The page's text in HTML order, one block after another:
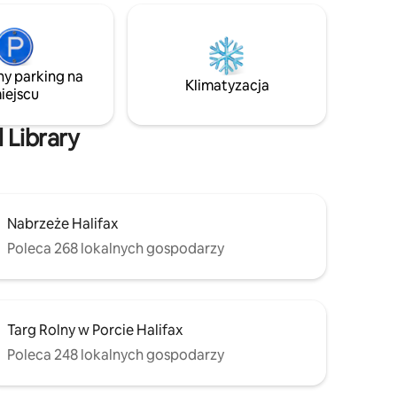
spacerem) – Lower Water Street (17 min
spacerem). Jest to historyczna, cicha i
bardzo bezpieczna okolica Halifax South.
Dostępne tylko przez kilka miesięcy
parking na
Klimatyzacja
Library
Nabrzeże Halifax
Poleca 268 lokalnych gospodarzy
Targ Rolny w Porcie Halifax
Poleca 248 lokalnych gospodarzy